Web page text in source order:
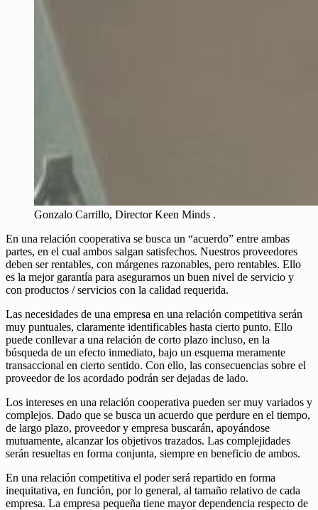
Gonzalo Carrillo, Director Keen Minds .
En una relación cooperativa se busca un “acuerdo” entre ambas
partes, en el cual ambos salgan satisfechos. Nuestros proveedores
deben ser rentables, con márgenes razonables, pero rentables. Ello
es la mejor garantía para asegurarnos un buen nivel de servicio y
con productos / servicios con la calidad requerida.
Las necesidades de una empresa en una relación competitiva serán
muy puntuales, claramente identificables hasta cierto punto. Ello
puede conllevar a una relación de corto plazo incluso, en la
búsqueda de un efecto inmediato, bajo un esquema meramente
transaccional en cierto sentido. Con ello, las consecuencias sobre el
proveedor de los acordado podrán ser dejadas de lado.
Los intereses en una relación cooperativa pueden ser muy variados y
complejos. Dado que se busca un acuerdo que perdure en el tiempo,
de largo plazo, proveedor y empresa buscarán, apoyándose
mutuamente, alcanzar los objetivos trazados. Las complejidades
serán resueltas en forma conjunta, siempre en beneficio de ambos.
En una relación competitiva el poder será repartido en forma
inequitativa, en función, por lo general, al tamaño relativo de cada
empresa. La empresa pequeña tiene mayor dependencia respecto de